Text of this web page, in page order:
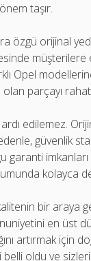
taşır.
özgü orijinal
müşterilere
Opel
parçayı
edilemez.
güvenlik
garanti
kolayca
bir araya
en üst
artırmak için
belli oldu ve